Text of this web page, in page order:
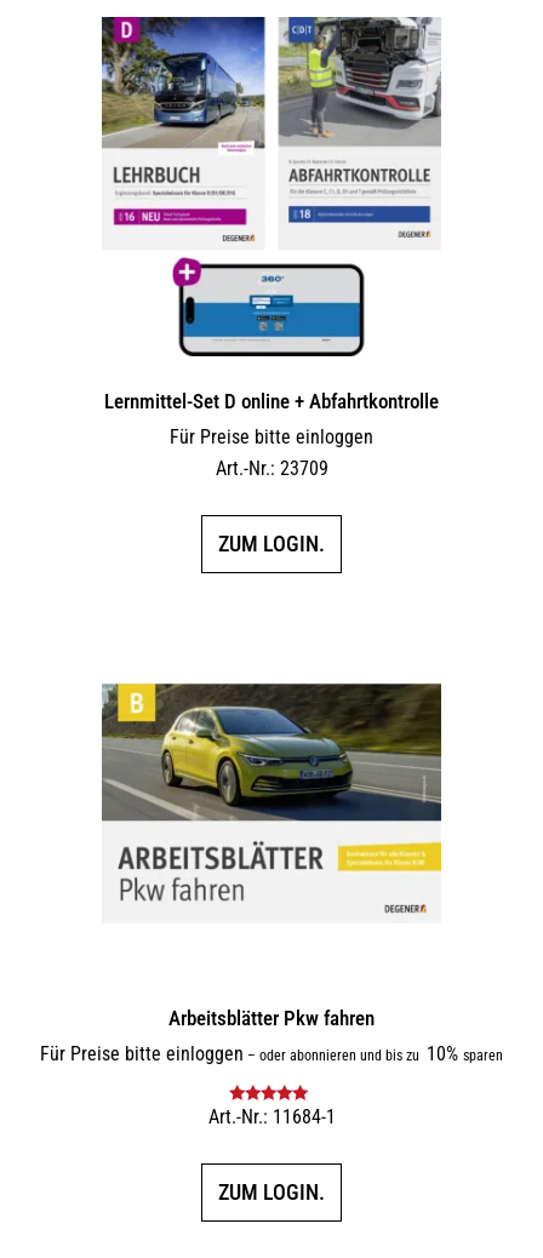
Lernmittel-Set D online + Abfahrtkontrolle
Für Preise bitte einloggen
Art.-Nr.: 23709
ZUM LOGIN.
Arbeitsblätter Pkw fahren
Für Preise bitte einloggen – oder abonnieren und bis zu 10% sparen
Bewertet mit
Art.-Nr.: 11684-1
ZUM LOGIN.